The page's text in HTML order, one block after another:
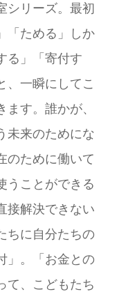
シリーズ。最初
「ためる」しか
る」「寄付す
、一瞬にしてこ
す。誰かが、
未来のためにな
のために働いて
うことができる
接解決できない
ちに自分たちの
」。「お金との
て、こどもたち